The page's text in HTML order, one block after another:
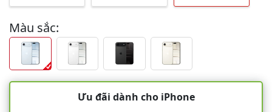
Màu sắc:
Ưu đãi dành cho iPhone